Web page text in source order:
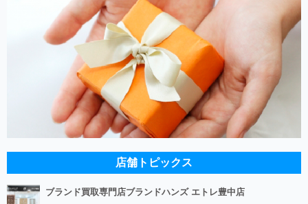
店舗トピックス
ブランド買取専門店ブランドハンズ エトレ豊中店